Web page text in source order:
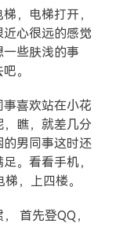
，电梯打开，
心很远的感觉
些肤浅的事
。
喜欢站在小花
，瞧，就差几分
男同事这时还
。看看手机，
，上四楼。
首先登QQ，